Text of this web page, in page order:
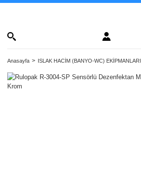
Anasayfa ISLAK HACİM (BANYO-WC) EKİPMANLARI